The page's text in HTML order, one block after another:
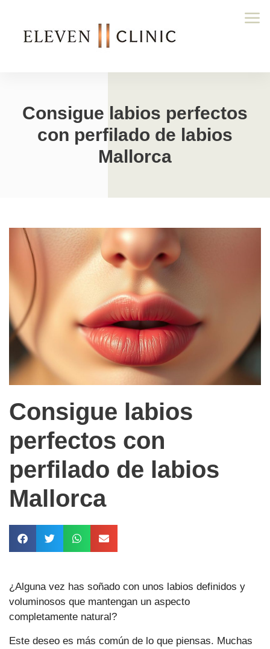
Consigue labios perfectos
con perfilado de labios
Mallorca
Consigue labios
perfectos con
perfilado de labios
Mallorca
¿Alguna vez has soñado con unos labios definidos y
voluminosos que mantengan un aspecto
completamente natural?
Este deseo es más común de lo que piensas. Muchas